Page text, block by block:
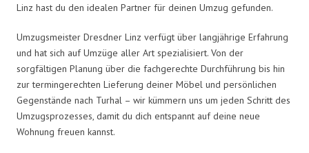
Linz hast du den idealen Partner für deinen Umzug gefunden.
Umzugsmeister Dresdner Linz verfügt über langjährige Erfahrung
und hat sich auf Umzüge aller Art spezialisiert. Von der
sorgfältigen Planung über die fachgerechte Durchführung bis hin
zur termingerechten Lieferung deiner Möbel und persönlichen
Gegenstände nach Turhal – wir kümmern uns um jeden Schritt des
Umzugsprozesses, damit du dich entspannt auf deine neue
Wohnung freuen kannst.